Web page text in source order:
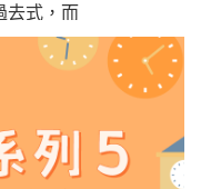
去式，而